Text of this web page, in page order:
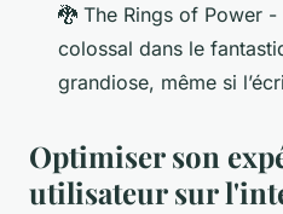
🐉 The Rings of Power -
colossal dans le
grandiose, même si
Optimiser son
utilisateur sur